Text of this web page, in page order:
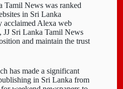
Tamil News was ranked
in Sri Lanka
acclaimed Alexa web
JJ Sri Lanka Tamil News
and maintain the trust
has made a significant
in Sri Lanka from